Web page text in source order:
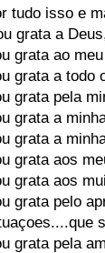
tudo isso e
grata a
grata ao
grata a todo
grata pela
grata a
grata a
grata aos
grata aos
grata pelo
grata pela